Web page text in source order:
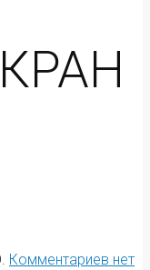
Комментариев нет